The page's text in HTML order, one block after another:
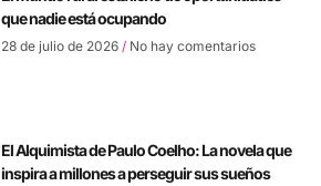
que nadie está ocupando
28 de julio de 2026 No hay comentarios
El Alquimista de Paulo Coelho: La novela que
inspira a millones a perseguir sus sueños